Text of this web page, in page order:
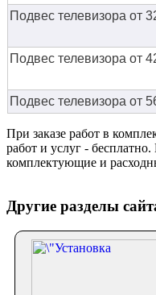
Подвес телевизора от
Подвес телевизора от
Подвес телевизора от
При заказе работ в
работ и услуг -
комплектующие и
Другие разделы